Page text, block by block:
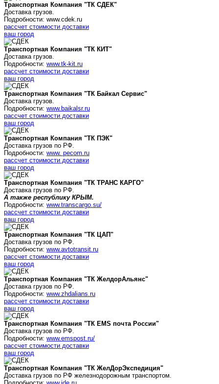
Транспортная Компания "ТК СДЕК"
Доставка грузов.
Подробности: www.cdek.ru
рассчет стоимости доставки
ваш город
Транспортная Компания "ТК КИТ"
Доставка грузов.
Подробности: www.tk-kit.ru
рассчет стоимости доставки
ваш город
Транспортная Компания "ТК Байкал Сервис"
Доставка грузов.
Подробности: www.baikalsr.ru
рассчет стоимости доставки
ваш город
Транспортная Компания "ТК ПЭК"
Доставка грузов по РФ.
Подробности: www. pecom.ru
рассчет стоимости доставки
ваш город
Транспортная Компания "ТК ТРАНС КАРГО"
Доставка грузов по РФ.
А также республику КРЫМ.
Подробности: www.transcargo.su/
рассчет стоимости доставки
ваш город
Транспортная Компания "ТК ЦАП"
Доставка грузов по РФ.
Подробности: www.avtotransit.ru
рассчет стоимости доставки
ваш город
Транспортная Компания "ТК ЖелдорАльянс"
Доставка грузов по РФ.
Подробности: www.zhdalians.ru
рассчет стоимости доставки
ваш город
Транспортная Компания "ТК EMS почта России"
Доставка грузов по РФ.
Подробности: www.emspost.ru/
рассчет стоимости доставки
ваш город
Транспортная Компания "ТК ЖелДорЭкспедиция"
Доставка грузов по РФ железнодорожным транспортом.